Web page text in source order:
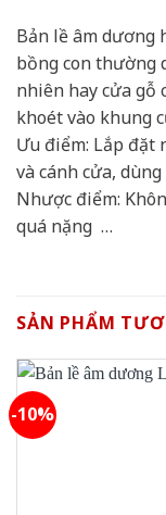
Bản lề âm dương
bồng con thường
nhiên hay cửa gỗ
khoét vào khung
Ưu điểm: Lắp đặt
và cánh cửa,
Nhược điểm:
quá nặng …
SẢN PHẨM
-10%